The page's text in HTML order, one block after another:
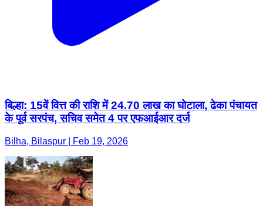
बिल्हा: 15वें वित्त की राशि में 24.70 लाख का घोटाला, ढेका पंचायत
के पूर्व सरपंच, सचिव समेत 4 पर एफआईआर दर्ज
Bilha, Bilaspur | Feb 19, 2026